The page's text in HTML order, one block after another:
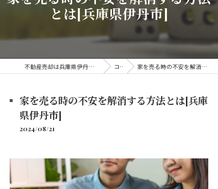
とは[兵庫県伊丹市]
不動産売却は兵庫県伊丹市の株式会社アークエステート コラム 家を売る時の不安を解消する方法とは[兵庫県伊丹市]
家を売る時の不安を解消する方法とは[兵庫
県伊丹市]
2024/08/21